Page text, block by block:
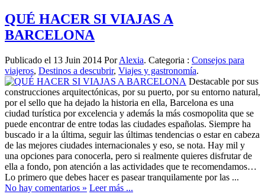
QUÉ HACER SI VIAJAS A
BARCELONA
Publicado el 13 Juin 2014 PorAlexia. Categoria : Consejos para
viajeros, Destinos a descubrir, Viajes y gastronomía.
Destacable por sus
construcciones arquitectónicas, por su puerto, por su entorno natural,
por el sello que ha dejado la historia en ella, Barcelona es una
ciudad turística por excelencia y además la más cosmopolita que se
puede encontrar de entre todas las ciudades españolas. Siempre ha
buscado ir a la última, seguir las últimas tendencias o estar en cabeza
de las mejores ciudades internacionales y eso, se nota. Hay mil y
una opciones para conocerla, pero si realmente quieres disfrutar de
ella a fondo, pon atención a las actividades que te recomendamos…
Lo primero que debes hacer es pasear tranquilamente por las ...
No hay comentarios » Leer más ...